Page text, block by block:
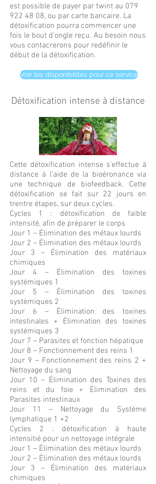
est possible de payer par twint au 079
922 48 08, ou par carte bancaire. La
détoxification pourra commencer une
fois le bout d'ongle reçu. Au besoin nous
vous contacrerons pour redéfinir le
début de la détoxification.
Voir les disponibilités pour ce service
Détoxification intense à distance
Cette détoxification intense s'effectue à
distance à l'aide de la bioéronance via
une technique de biofeedback. Cette
détoxification se fait sur 22 jours en
trentre étapes, sur deux cycles.
Cycles 1 : détoxification de faible
intensité, afin de préparer le corps
Jour 1 – Élimination des métaux lourds
Jour 2 – Élimination des métaux lourds
Jour 3 – Élimination des matériaux
chimiques
Jour 4 – Élimination des toxines
systémiques 1
Jour 5 – Élimination des toxines
systémiques 2
Jour 6 – Élimination des toxines
intestinales + Élimination des toxines
systémiques 3
Jour 7 – Parasites et fonction hépatique
Jour 8 – Fonctionnement des reins 1
Jour 9 – Fonctionnement des reins 2 +
Nettoyage du sang
Jour 10 – Élimination des Toxines des
reins et du foie + Élimination des
Parasites intestinaux
Jour 11 – Nettoyage du Système
lymphatique 1 +2
Cycles 2 : détoxification à haute
intensitié pour un nettoyage intégrale
Jour 1 – Élimination des métaux lourds
Jour 2 – Élimination des métaux lourds
Jour 3 – Élimination des matériaux
chimiques